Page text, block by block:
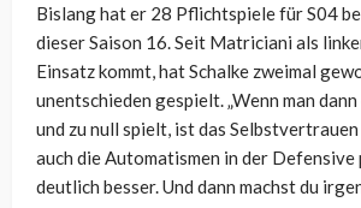
Bislang hat er 28 Pflichtspiele für S04
dieser Saison 16. Seit Matriciani als
Einsatz kommt, hat Schalke zweimal
unentschieden gespielt. „Wenn man
und zu null spielt, ist das Selbstvertrauen
auch die Automatismen in der Defensive
deutlich besser. Und dann machst du